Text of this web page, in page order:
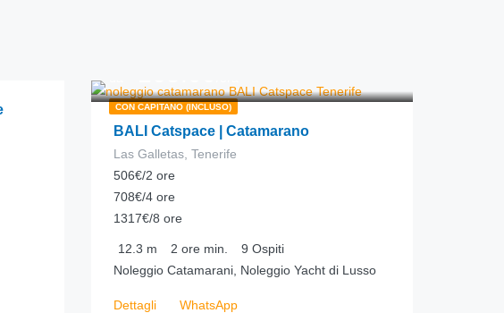
CON CAPITANO (INCLUSO)
BALI Catspace | Catamarano
Las Galletas, Tenerife
506€/2 ore
708€/4 ore
1317€/8 ore
12.3 m 2 ore min. 9 Ospiti
Noleggio Catamarani, Noleggio Yacht di Lusso
Dettagli WhatsApp